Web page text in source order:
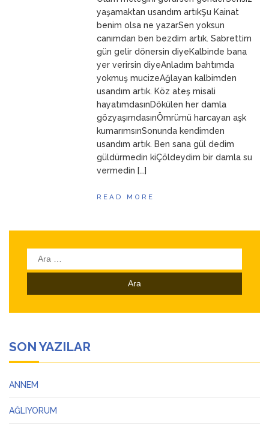
ANNEMyaşamaktan usandım artıkŞu Kainat
benim olsa ne yazarSen yoksun
canımdan ben bezdim artık. Sabrettim
gün gelir dönersin diyeKalbinde bana
yer verirsin diyeAnladım bahtımda
yokmuş mucizeAğlayan kalbimden
usandım artık. Köz ateş misali
hayatımdasınDökülen her damla
gözyaşımdasınÖmrümü harcayan aşk
kumarımsınSonunda kendimden
usandım artık. Ben sana gül dedim
güldürmedin kiÇöldeydim bir damla su
vermedin […]
READ MORE
Arama:
SON YAZILAR
ANNEM
AĞLIYORUM